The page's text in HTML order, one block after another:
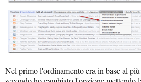
Nel primo l'ordinamento era in base al